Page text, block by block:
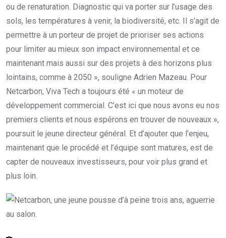
ou de renaturation. Diagnostic qui va porter sur l’usage des
sols, les températures à venir, la biodiversité, etc. Il s’agit de
permettre à un porteur de projet de prioriser ses actions
pour limiter au mieux son impact environnemental et ce
maintenant mais aussi sur des projets à des horizons plus
lointains, comme à 2050 », souligne Adrien Mazeau. Pour
Netcarbon, Viva Tech a toujours été « un moteur de
développement commercial. C’est ici que nous avons eu nos
premiers clients et nous espérons en trouver de nouveaux »,
poursuit le jeune directeur général. Et d’ajouter que l’enjeu,
maintenant que le procédé et l’équipe sont matures, est de
capter de nouveaux investisseurs, pour voir plus grand et
plus loin.